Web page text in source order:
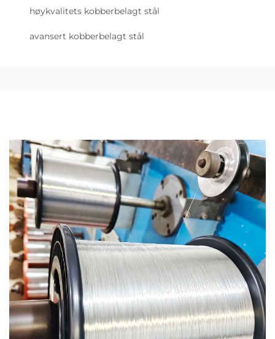
høykvalitets kobberbelagt stål
avansert kobberbelagt stål